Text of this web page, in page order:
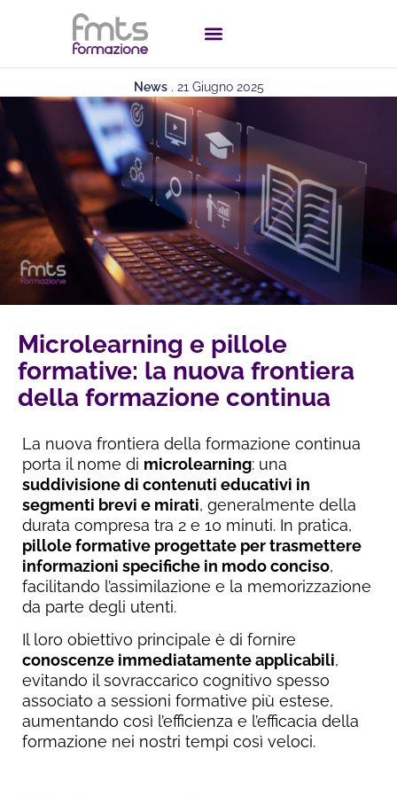
News . 21 Giugno 2025
Microlearning e pillole
formative: la nuova frontiera
della formazione continua
La nuova frontiera della formazione continua
porta il nome di microlearning: una
suddivisione di contenuti educativi in
segmenti brevi e mirati, generalmente della
durata compresa tra 2 e 10 minuti. In pratica,
pillole formative progettate per trasmettere
informazioni specifiche in modo conciso,
facilitando l’assimilazione e la memorizzazione
da parte degli utenti.
Il loro obiettivo principale è di fornire
conoscenze immediatamente applicabili,
evitando il sovraccarico cognitivo spesso
associato a sessioni formative più estese,
aumentando così l’efficienza e l’efficacia della
formazione nei nostri tempi così veloci.